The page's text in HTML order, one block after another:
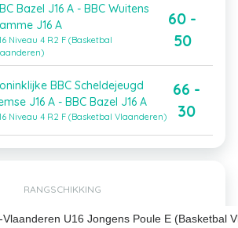
Bazel J16 A - BBC Wuitens
J16 A
Niveau 4 R2 F (Basketbal
60 -
50
BBC Scheldejeugd
J16 A - BBC Bazel J16 A
Niveau 4 R2 F (Basketbal Vlaanderen)
66 -
30
RANGSCHIKKING
U16 Jongens Poule E (Basketbal